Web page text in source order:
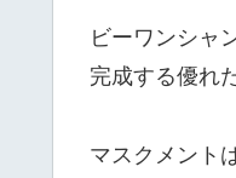
ビーワンシャ
完成する優れ
マスクメント